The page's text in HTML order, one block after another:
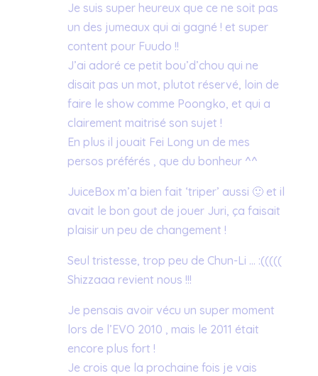
Je suis super heureux que ce ne soit pas
un des jumeaux qui ai gagné ! et super
content pour Fuudo !!
J’ai adoré ce petit bou’d’chou qui ne
disait pas un mot, plutot réservé, loin de
faire le show comme Poongko, et qui a
clairement maitrisé son sujet !
En plus il jouait Fei Long un de mes
persos préférés , que du bonheur ^^
JuiceBox m’a bien fait ‘triper’ aussi 🙂 et il
avait le bon gout de jouer Juri, ça faisait
plaisir un peu de changement !
Seul tristesse, trop peu de Chun-Li … :(((((
Shizzaaa revient nous !!!
Je pensais avoir vécu un super moment
lors de l’EVO 2010 , mais le 2011 était
encore plus fort !
Je crois que la prochaine fois je vais